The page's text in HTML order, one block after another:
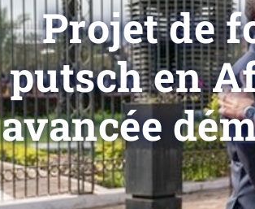
Projet de
putsch en
avancée